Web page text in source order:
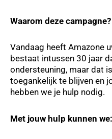
Waarom deze campagne?
Vandaag heeft Amazone
bestaat intussen 30 jaar
ondersteuning, maar dat
toegankelijk te blijven en
hebben we je hulp nodig.
Met jouw hulp kunnen we: